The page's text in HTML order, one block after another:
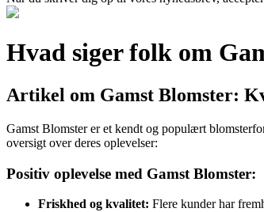
Hvad siger folk om
Artikel om Gamst Blomster:
Gamst Blomster er et kendt og populært
oversigt over deres oplevelser:
Positiv oplevelse med Gamst Blomster:
Friskhed og kvalitet: Flere kunder har